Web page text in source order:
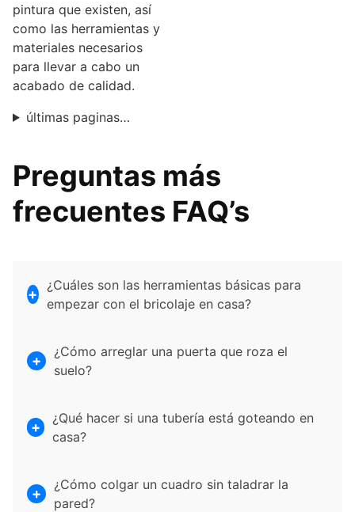
pintura que existen, así
como las herramientas y
materiales necesarios
para llevar a cabo un
acabado de calidad.
últimas paginas…
Preguntas más
frecuentes FAQ’s
¿Cuáles son las herramientas básicas para
empezar con el bricolaje en casa?
¿Cómo arreglar una puerta que roza el
suelo?
¿Qué hacer si una tubería está goteando en
casa?
¿Cómo colgar un cuadro sin taladrar la
pared?